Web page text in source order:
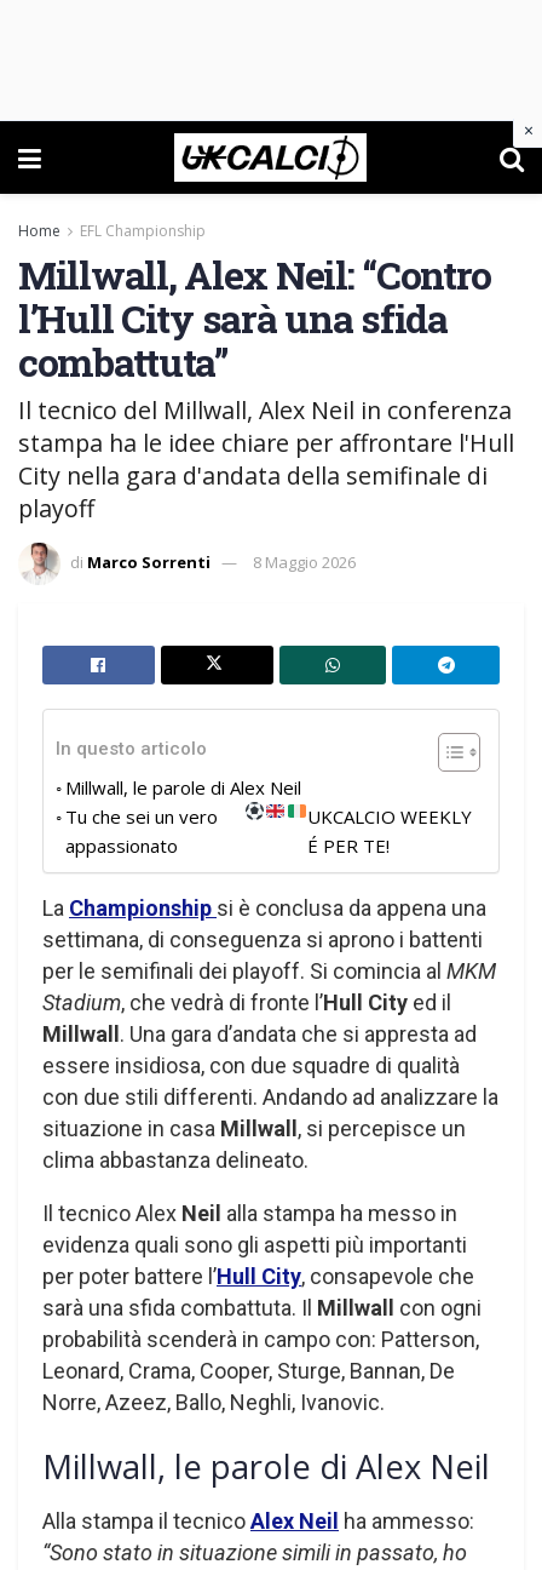
Home EFL Championship
Millwall, Alex Neil: “Contro
l’Hull City sarà una sfida
combattuta”
Il tecnico del Millwall, Alex Neil in conferenza
stampa ha le idee chiare per affrontare l'Hull
City nella gara d'andata della semifinale di
playoff
di Marco Sorrenti 8 Maggio 2026
In questo articolo
Millwall, le parole di Alex Neil
Tu che sei un vero
appassionato
UKCALCIO WEEKLY
É PER TE!
La Championship si è conclusa da appena una
settimana, di conseguenza si aprono i battenti
per le semifinali dei playoff. Si comincia al MKM
Stadium, che vedrà di fronte l’Hull City ed il
Millwall. Una gara d’andata che si appresta ad
essere insidiosa, con due squadre di qualità
con due stili differenti. Andando ad analizzare la
situazione in casa Millwall, si percepisce un
clima abbastanza delineato.
Il tecnico Alex Neil alla stampa ha messo in
evidenza quali sono gli aspetti più importanti
per poter battere l’Hull City, consapevole che
sarà una sfida combattuta. Il Millwall con ogni
probabilità scenderà in campo con: Patterson,
Leonard, Crama, Cooper, Sturge, Bannan, De
Norre, Azeez, Ballo, Neghli, Ivanovic.
Millwall, le parole di Alex Neil
Alla stampa il tecnicoAlex Neil ha ammesso:
“Sono stato in situazione simili in passato, ho
×